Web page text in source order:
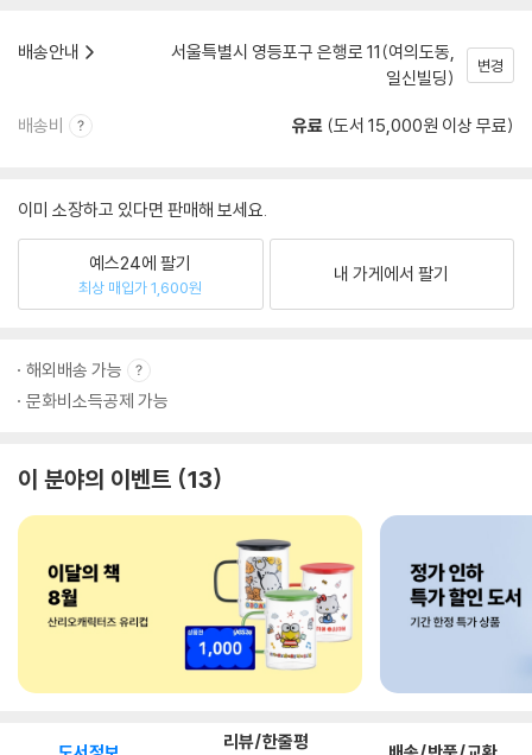
배송안내
서울특별시 영등포구 은행로 11(여의도동,
일신빌딩)
변경
배송비 유료 (도서 15,000원 이상 무료)
이미 소장하고 있다면 판매해 보세요.
예스24에 팔기
최상 매입가 1,600원
내 가게에서 팔기
해외배송 가능
문화비소득공제 가능
이 분야의 이벤트 13
리뷰/한줄평